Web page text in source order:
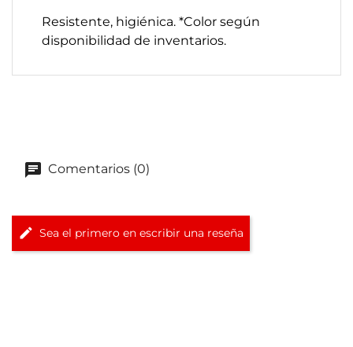
Resistente, higiénica. *Color según
disponibilidad de inventarios.
Comentarios (0)
Sea el primero en escribir una reseña